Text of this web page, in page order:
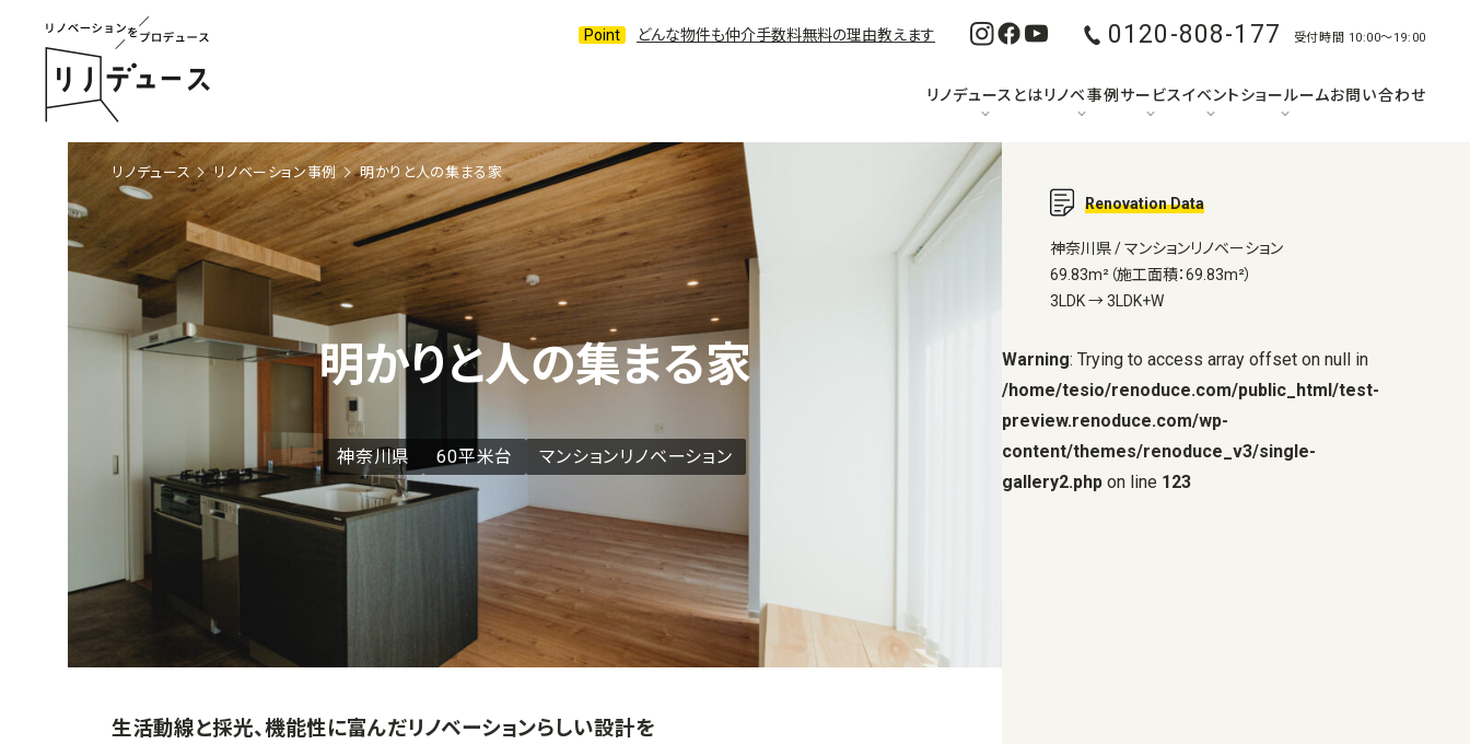
どんな物件も仲介手数料無料の理由教えます 0120-808-177 受付時間 10:00〜19:00
リノデュースとはリノベ事例サービスイベントショールームお問い合わせ
リノデュース リノベーション事例 明かりと人の集まる家
明かりと人の集まる家
神奈川県 60平米台 マンションリノベーション
生活動線と採光、機能性に富んだリノベーションらしい設計を
Renovation Data
神奈川県 / マンションリノベーション
69.83m²（施工面積：69.83m²）
3LDK → 3LDK+W
Warning: Trying to access array offset on null in
/home/tesio/renoduce.com/public_html/test-
preview.renoduce.com/wp-
content/themes/renoduce_v3/single-
gallery2.php on line 123